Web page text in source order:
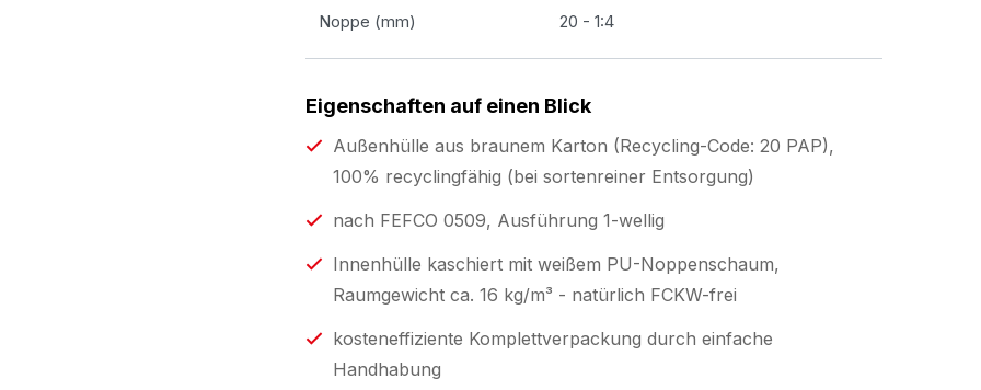
Noppe (mm) 20 - 1:4
Eigenschaften auf einen Blick
Außenhülle aus braunem Karton (Recycling-Code: 20 PAP),
100% recyclingfähig (bei sortenreiner Entsorgung)
nach FEFCO 0509, Ausführung 1-wellig
Innenhülle kaschiert mit weißem PU-Noppenschaum,
Raumgewicht ca. 16 kg/m³ - natürlich FCKW-frei
kosteneffiziente Komplettverpackung durch einfache
Handhabung